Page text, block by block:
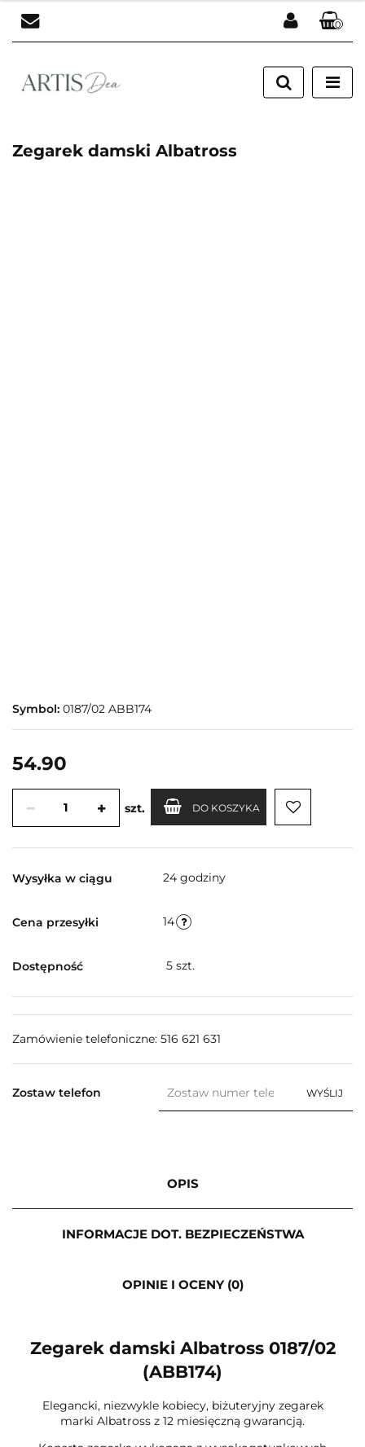
Zaloguj się
Zarejestruj się
0
Zegarek damski Albatross
Symbol: 0187/02 ABB174
54.90
szt. DO KOSZYKA
Wysyłka w ciągu 24 godziny
Cena przesyłki 14
Dostępność 5 szt.
Zamówienie telefoniczne: 516 621 631
Zostaw telefon WYŚLIJ
OPIS
INFORMACJE DOT. BEZPIECZEŃSTWA
OPINIE I OCENY (0)
Zegarek damski Albatross 0187/02
(ABB174)
Elegancki, niezwykle kobiecy, biżuteryjny zegarek
marki Albatross z 12 miesięczną gwarancją.